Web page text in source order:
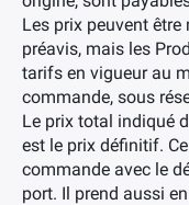
Les prix peuvent
préavis, mais les
tarifs en vigueur au
commande, sous
Le prix total indiqué
est le prix définitif.
commande avec le
port. Il prend aussi